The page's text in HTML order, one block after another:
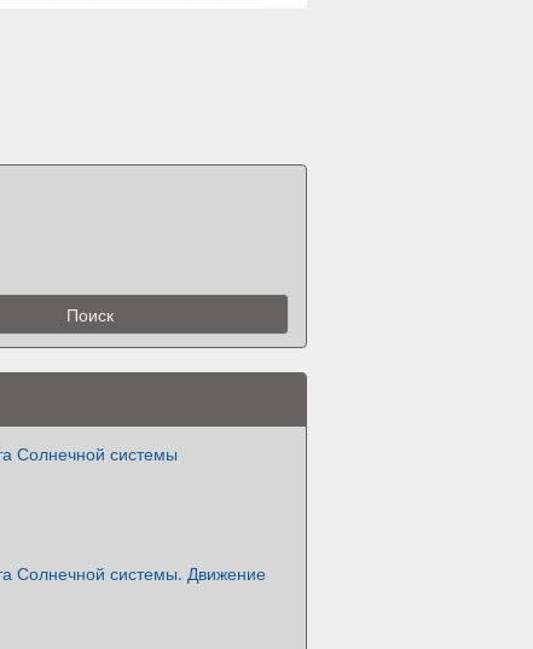
Солнечной системы
Солнечной системы. Движение